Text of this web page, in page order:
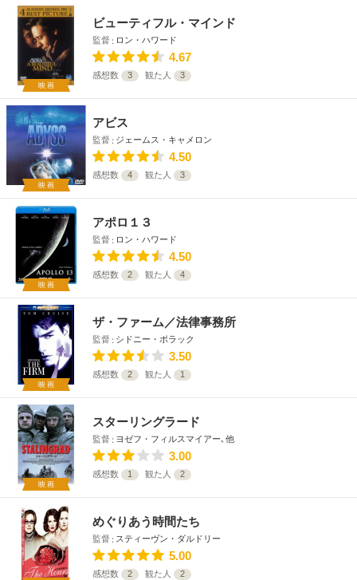
映画
ビューティフル・マインド
監督 ロン・ハワード
4.67
感想数 3 観た人 3
映画
アビス
監督 ジェームス・キャメロン
4.50
感想数 4 観た人 3
映画
アポロ１３
監督 ロン・ハワード
4.50
感想数 2 観た人 4
映画
ザ・ファーム／法律事務所
監督 シドニー・ポラック
3.50
感想数 2 観た人 1
映画
スターリングラード
監督 ヨゼフ・フィルスマイアー､他
3.00
感想数 1 観た人 2
めぐりあう時間たち
監督 スティーヴン・ダルドリー
5.00
感想数 2 観た人 2